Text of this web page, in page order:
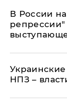
В России
репрессии"
НПЗ –